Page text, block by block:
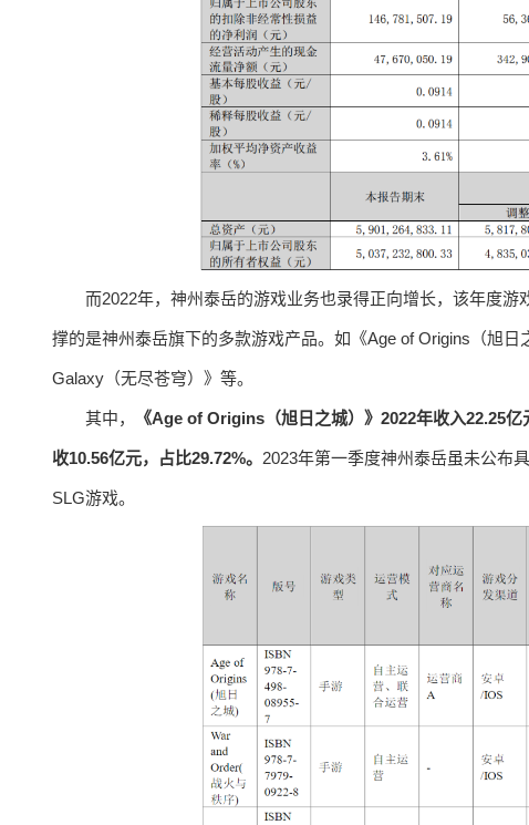
而2022年，神州泰岳的游戏业务也录得正向增长，该年度
撑的是神州泰岳旗下的多款游戏产品。如《Age of Origins（旭
Galaxy（无尽苍穹）》等。
其中， 《Age of Origins（旭日之城）》2022年收入22.25
收10.56亿元，占比29.72%。 2023年第一季度神州泰岳虽未公布
SLG游戏。